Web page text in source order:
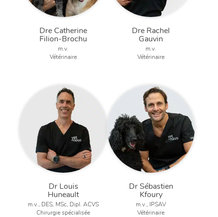
Dre Catherine
Filion-Brochu
m.v.
Vétérinaire
Dre Rachel
Gauvin
m.v.
Vétérinaire
Dr Louis
Huneault
m.v., DES, MSc, Dipl. ACVS
Chirurgie spécialisée
Dr Sébastien
Kfoury
m.v., IPSAV
Vétérinaire